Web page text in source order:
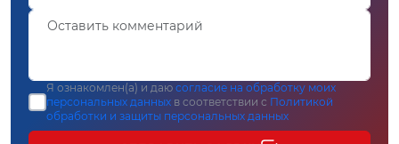
Я ознакомлен(а) и даю согласие на обработку моих
персональных данных в соответствии с Политикой
обработки и защиты персональных данных